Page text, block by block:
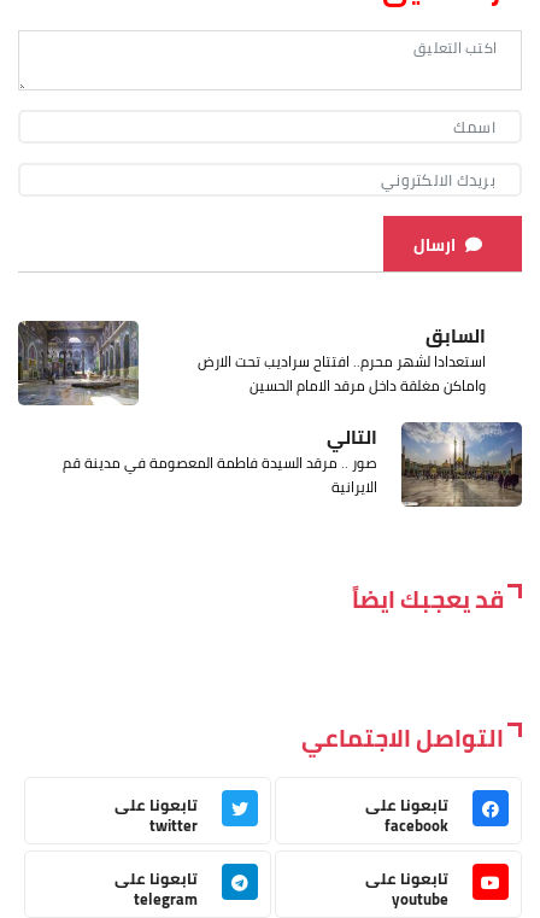
ارسال
السابق
استعدادا لشهر محرم.. افتتاح سراديب تحت الارض
واماكن مغلقة داخل مرقد الامام الحسين
التالي
صور .. مرقد السيدة فاطمة المعصومة في مدينة قم
الايرانية
قد يعجبك ايضاً
التواصل الاجتماعي
تابعونا على
facebook
تابعونا على
twitter
تابعونا على
youtube
تابعونا على
telegram